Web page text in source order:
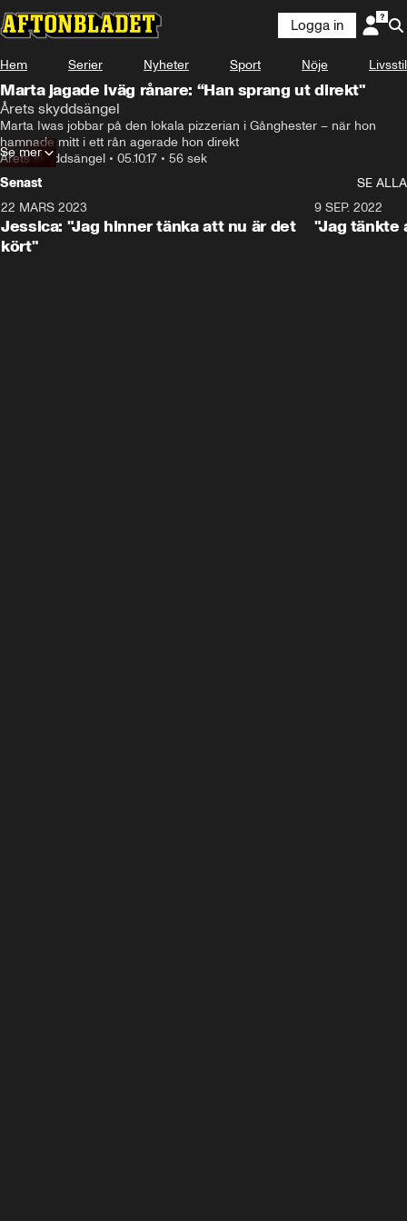
Logga in
Hem Serier Nyheter Sport Nöje Livsstil
Marta jagade iväg rånare: “Han sprang ut direkt"
Årets skyddsängel
Marta Iwas jobbar på den lokala pizzerian i Gånghester – när hon
hamnade mitt i ett rån agerade hon direkt
Årets skyddsängel • 05.10.17 • 56 sek
Se mer
Senast
SE ALLA
22 MARS 2023
Jessica: "Jag hinner tänka att nu är det
kört"
9 SEP. 2022
"Jag tänkte